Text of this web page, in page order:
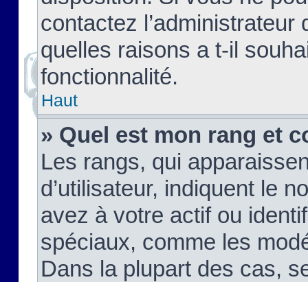
contactez
quelles raisons a t-il
fonctionnalité.
Haut
» Quel est mon rang et
Les rangs, qui
d’utilisateur, indiquent le
avez à votre actif ou
spéciaux, comme les
Dans la plupart des cas,